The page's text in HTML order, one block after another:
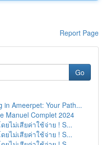
Report Page
Go
in Ameerpet: Your Path...
Manuel Complet 2024
ไม่เสียค่าใช้จ่าย ! S...
ไม่เสียค่าใช้จ่าย ! S...